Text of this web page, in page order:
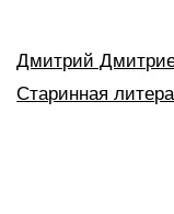
Дмитрий
Старинная